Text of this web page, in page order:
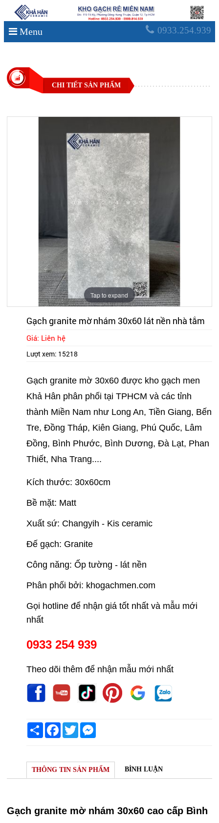
Menu 0933.254.939
CHI TIẾT SẢN PHẨM
Tap to expand
Gạch granite mờ nhám 30x60 lát nền nhà tắm
Giá: Liên hệ
Lượt xem: 15218
Gạch granite mờ 30x60 được kho gạch men
Khả Hân phân phối tại TPHCM và các tỉnh
thành Miền Nam như Long An, Tiền Giang, Bến
Tre, Đồng Tháp, Kiên Giang, Phú Quốc, Lâm
Đồng, Bình Phước, Bình Dương, Đà Lạt, Phan
Thiết, Nha Trang....
Kích thước: 30x60cm
Bề mặt: Matt
Xuất sứ: Changyih - Kis ceramic
Đế gạch: Granite
Công năng: Ốp tường - lát nền
Phân phối bởi: khogachmen.com
Gọi hotline để nhận giá tốt nhất và mẫu mới
nhất
0933 254 939
Theo dõi thêm để nhận mẫu mới nhất
Share Facebook
Twitter
THÔNG TIN SẢN PHẨM BÌNH LUẬN
Gạch granite mờ nhám 30x60 cao cấp Bình